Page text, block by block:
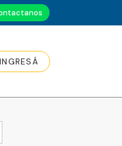
INGRESÁ